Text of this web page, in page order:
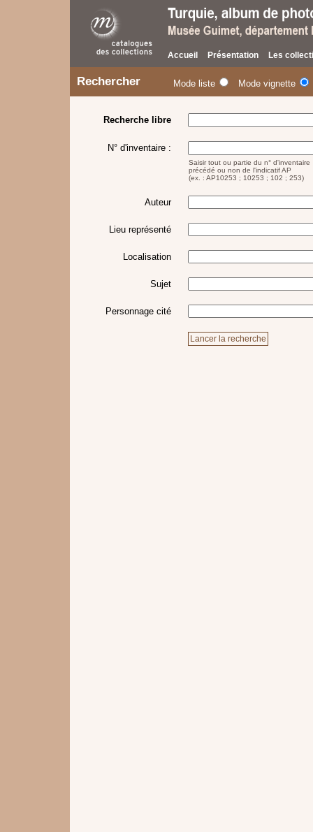
Accueil Présentation Les
Rechercher Mode liste Mode vignette
Recherche libre
N° d'inventaire :
Saisir tout ou partie du n° d'inventaire
précédé ou non de l'indicatif AP
(ex. : AP10253 ; 10253 ; 102 ; 253)
Auteur
Lieu représenté
Localisation
Sujet
Personnage cité